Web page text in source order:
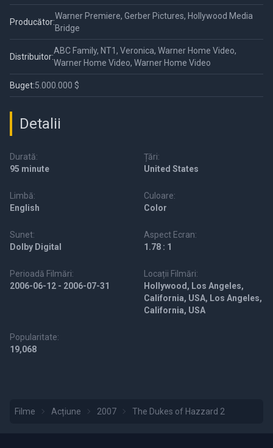
Producător:
Warner Premiere, Gerber Pictures, Hollywood Media
Bridge
Distribuitor:
ABC Family, NT1, Veronica, Warner Home Video,
Warner Home Video, Warner Home Video
Buget:5.000.000 $
Detalii
Durată:
95 minute
Țări:
United States
Limbă:
English
Culoare:
Color
Sunet:
Dolby Digital
Aspect Ecran:
1.78 : 1
Perioadă Filmări:
2006-06-12 - 2006-07-31
Locații Filmări:
Hollywood, Los Angeles,
California, USA, Los Angeles,
California, USA
Popularitate:
19,068
Filme Acțiune 2007 The Dukes of Hazzard 2